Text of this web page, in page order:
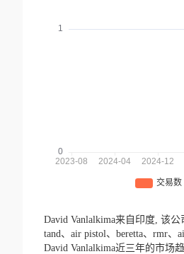
David Vanlalkima来自印度, 该公
tand、air pistol、beretta、rmr、
David Vanlalkima近三年的市场